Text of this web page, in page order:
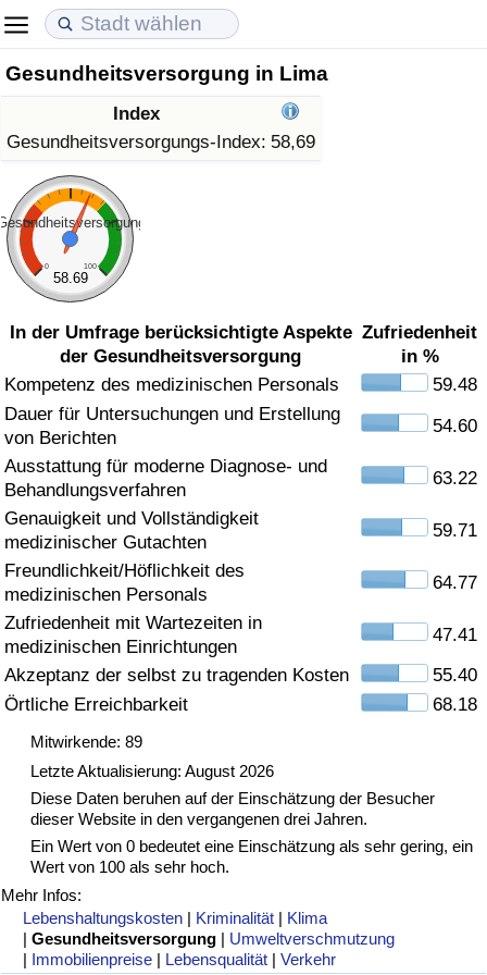
Gesundheitsversorgung in Lima
Index
Gesundheitsversorgungs-Index: 58,69
0 100
58.69
In der Umfrage berücksichtigte Aspekte
der Gesundheitsversorgung
Zufriedenheit
in %
Kompetenz des medizinischen Personals
59.48
Dauer für Untersuchungen und Erstellung
von Berichten
54.60
Ausstattung für moderne Diagnose- und
Behandlungsverfahren
63.22
Genauigkeit und Vollständigkeit
medizinischer Gutachten
59.71
Freundlichkeit/Höflichkeit des
medizinischen Personals
64.77
Zufriedenheit mit Wartezeiten in
medizinischen Einrichtungen
47.41
Akzeptanz der selbst zu tragenden Kosten
55.40
Örtliche Erreichbarkeit
68.18
Mitwirkende: 89
Letzte Aktualisierung: August 2026
Diese Daten beruhen auf der Einschätzung der Besucher
dieser Website in den vergangenen drei Jahren.
Ein Wert von 0 bedeutet eine Einschätzung als sehr gering, ein
Wert von 100 als sehr hoch.
Mehr Infos:
Lebenshaltungskosten | Kriminalität | Klima
|Gesundheitsversorgung | Umweltverschmutzung
| Immobilienpreise | Lebensqualität |Verkehr
Lebenshaltungskosten
Lebenshaltungskosten-Index (aktuell)
Lebenshaltungskosten-Index
Lebenshaltungskosten-Index nach Land
in Akaba
Immobilienpreise
Immobilienpreis-Index (aktuell)
Immobilienpreis-Index
Immobilienpreis-Index nach Land
Lebensqualität
Lebensqualität-Index
Lebensqualität-Index (aktuell)
Lebensqualitätsindex nach Land
Kriminalität
Kriminalitäts-Index (aktuell)
Kriminalitäts-Index
Kriminalitätsindex nach Land
Gesundheitsversorgung
Gesundheitsversorgungs-Index (aktuell)
Gesundheitsversorgungs-Index
Gesundheitsversorgungs-Index nach Land
Umweltverschmutzung
Umweltverschmutzungs-Index (aktuell)
Verschmutzungsindex
Umweltverschmutzungs-Index nach Land
Verkehr